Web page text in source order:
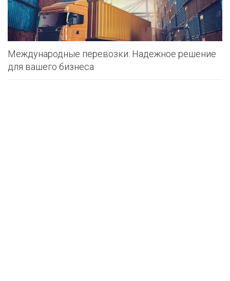
Международные перевозки: Надежное решение
для вашего бизнеса